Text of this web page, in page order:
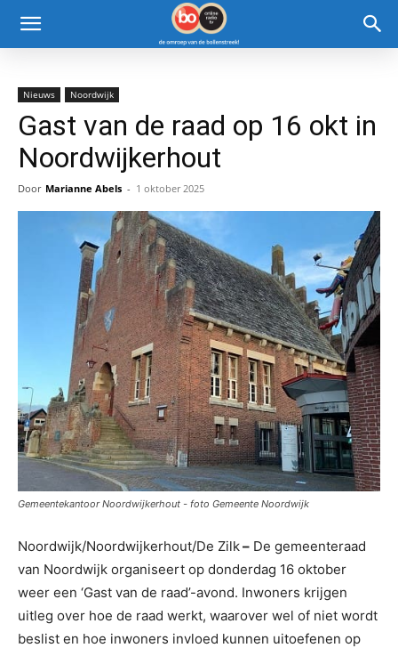
Nieuws Noordwijk
Gast van de raad op 16 okt in
Noordwijkerhout
Door Marianne Abels - 1 oktober 2025
Gemeentekantoor Noordwijkerhout - foto Gemeente Noordwijk
Noordwijk/Noordwijkerhout/De Zilk– De gemeenteraad
van Noordwijk organiseert op donderdag 16 oktober
weer een ‘Gast van de raad’-avond. Inwoners krijgen
uitleg over hoe de raad werkt, waarover wel of niet wordt
beslist en hoe inwoners invloed kunnen uitoefenen op